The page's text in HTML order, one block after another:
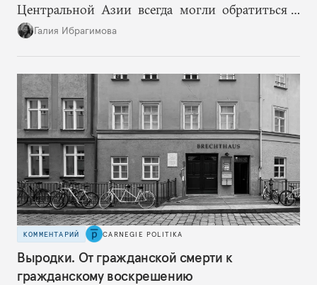
Центральной Азии всегда могли обратиться к
Москве за дополнительными объемами, то
Галия Ибрагимова
КОММЕНТАРИЙ CARNEGIE POLITIKA
Выродки. От гражданской смерти к
гражданскому воскрешению